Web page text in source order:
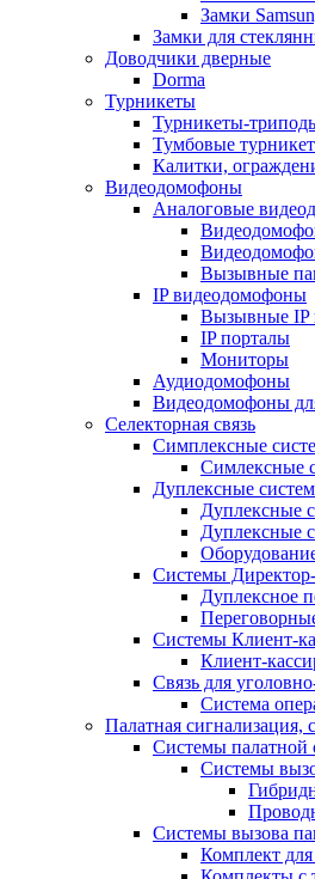
Замки
Замки для
Доводчики дверные
Dorma
Турникеты
Турникеты-
Тумбовые
Калитки,
Видеодомофоны
Аналоговые
Вызывные
IP видеодомофоны
Вызывные IP
IP порталы
Мониторы
Аудиодомофоны
Видеодомофоны
Селекторная связь
Симплексные
Симлексные
Дуплексные
Дуплексные
Дуплексные
Системы Директор-
Дуплексное
Системы Клиент-
Клиент-
Связь для
Система
Палатная сигнализация,
Системы палатной
Системы
Системы вызова
Комплект для